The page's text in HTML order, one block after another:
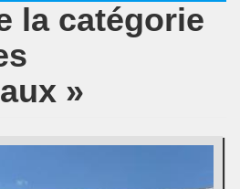
la catégorie
»